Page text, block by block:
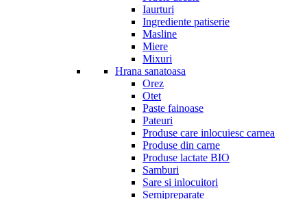
Iaurturi
Ingrediente patiserie
Masline
Miere
Mixuri
Hrana sanatoasa
Orez
Otet
Paste fainoase
Pateuri
Produse care inlocuiesc carnea
Produse din carne
Produse lactate BIO
Samburi
Sare si inlocuitori
Semipreparate